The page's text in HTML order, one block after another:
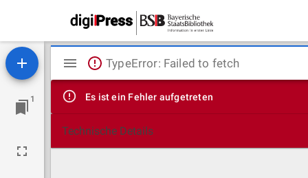
1
Mirador
Viewer
TypeError: Failed to fetch
Es ist ein Fehler aufgetreten
Technische Details